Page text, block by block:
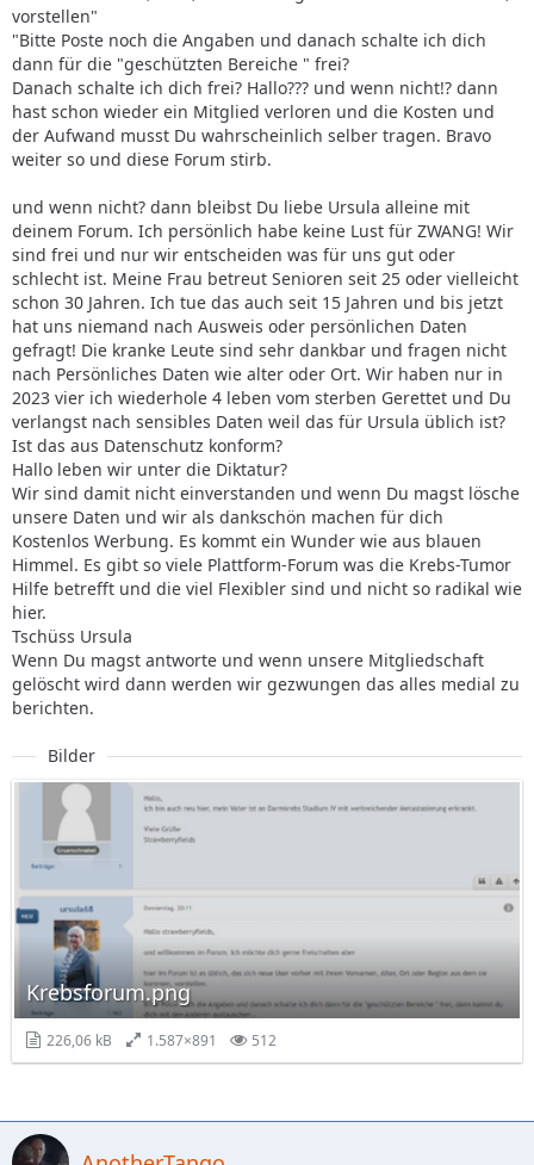
vorstellen"
"Bitte Poste noch die Angaben und danach schalte ich dich
dann für die "geschützten Bereiche " frei?
Danach schalte ich dich frei? Hallo??? und wenn nicht!? dann
hast schon wieder ein Mitglied verloren und die Kosten und
der Aufwand musst Du wahrscheinlich selber tragen. Bravo
weiter so und diese Forum stirb.
und wenn nicht? dann bleibst Du liebe Ursula alleine mit
deinem Forum. Ich persönlich habe keine Lust für ZWANG! Wir
sind frei und nur wir entscheiden was für uns gut oder
schlecht ist. Meine Frau betreut Senioren seit 25 oder vielleicht
schon 30 Jahren. Ich tue das auch seit 15 Jahren und bis jetzt
hat uns niemand nach Ausweis oder persönlichen Daten
gefragt! Die kranke Leute sind sehr dankbar und fragen nicht
nach Persönliches Daten wie alter oder Ort. Wir haben nur in
2023 vier ich wiederhole 4 leben vom sterben Gerettet und Du
verlangst nach sensibles Daten weil das für Ursula üblich ist?
Ist das aus Datenschutz konform?
Hallo leben wir unter die Diktatur?
Wir sind damit nicht einverstanden und wenn Du magst lösche
unsere Daten und wir als dankschön machen für dich
Kostenlos Werbung. Es kommt ein Wunder wie aus blauen
Himmel. Es gibt so viele Plattform-Forum was die Krebs-Tumor
Hilfe betrefft und die viel Flexibler sind und nicht so radikal wie
hier.
Tschüss Ursula
Wenn Du magst antworte und wenn unsere Mitgliedschaft
gelöscht wird dann werden wir gezwungen das alles medial zu
berichten.
Bilder
Krebsforum.png
226,06 kB 1.587×891 512